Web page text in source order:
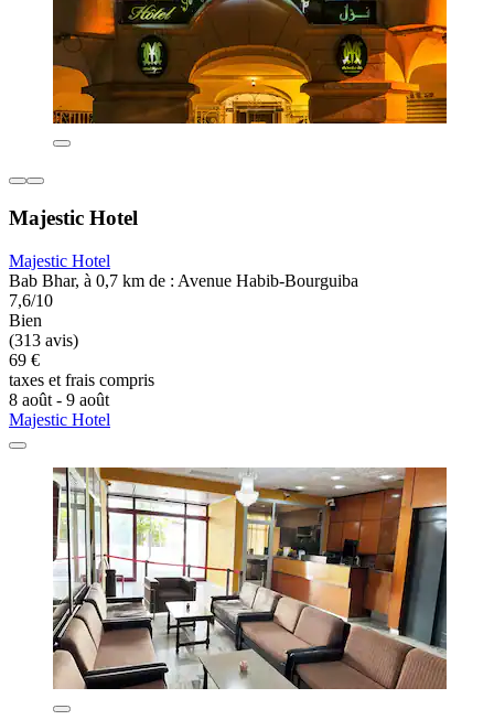
Majestic Hotel
Majestic Hotel
Bab Bhar, à 0,7 km de : Avenue Habib-Bourguiba
7,6/10
Bien
(313 avis)
69 €
taxes et frais compris
8 août - 9 août
Majestic Hotel